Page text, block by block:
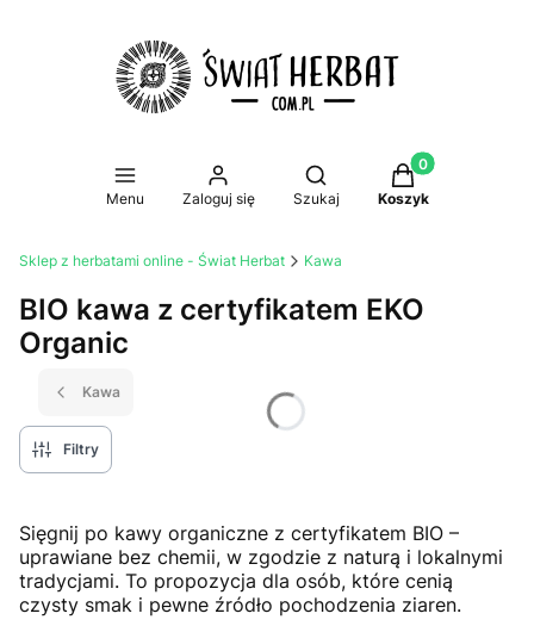
Menu Zaloguj się
Otwórz wyszukiwarkę
Szukaj
Produkty w
Koszyk
Sklep z herbatami online - Świat Herbat Kawa
BIO kawa z certyfikatem EKO
Organic
Kawa
Filtry
Sięgnij po kawy organiczne z certyfikatem BIO –
uprawiane bez chemii, w zgodzie z naturą i lokalnymi
tradycjami. To propozycja dla osób, które cenią
czysty smak i pewne źródło pochodzenia ziaren.